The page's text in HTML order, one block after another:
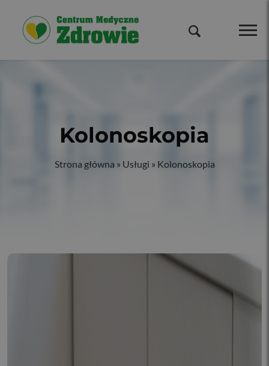
Kolonoskopia
Strona główna » Usługi » Kolonoskopia